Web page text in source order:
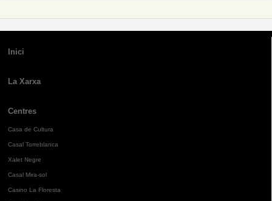
Inici
La Xarxa
Centres
Casa de Cultura
Casal Torreblanca
Xalet Negre
Casal Mira-sol
Casino La Floresta